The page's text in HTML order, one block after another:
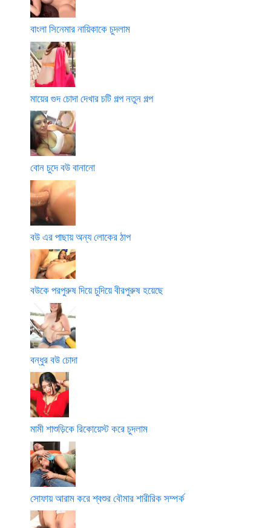
বাংলা সিনেমার নায়িকাকে চুদলাম
মায়ের গুদ চোদা দেখার চটি গল্প নতুন গল্প
বোন চুদে বউ বানানো
বউ এর পাছায় অন্য লোকের ঠাপ
বউকে পরপুরুষ দিয়ে চুদিয়ে বীরপুরুষ হয়েছে
বন্ধুর বউ চোদা
মামী শাশুড়িকে রিকোয়েস্ট করে চুদলাম
সোফায় আরাম করে শ্বশুর বৌমার শারীরিক সম্পর্ক